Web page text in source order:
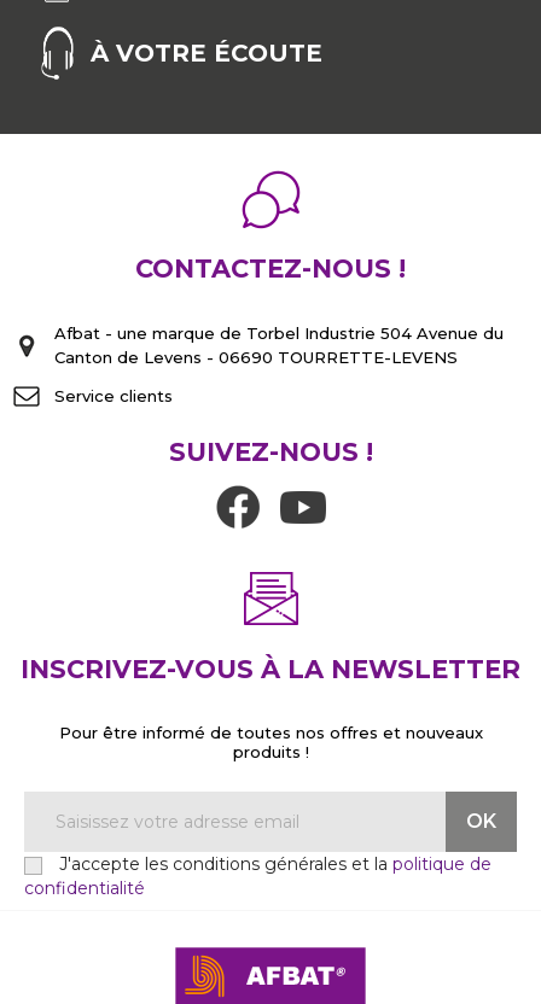
À VOTRE ÉCOUTE
CONTACTEZ-NOUS !
Afbat - une marque de Torbel Industrie 504 Avenue du
Canton de Levens - 06690 TOURRETTE-LEVENS
Service clients
SUIVEZ-NOUS !
INSCRIVEZ-VOUS À LA NEWSLETTER
Pour être informé de toutes nos offres et nouveaux
produits !
J'accepte les conditions générales et la politique de
confidentialité